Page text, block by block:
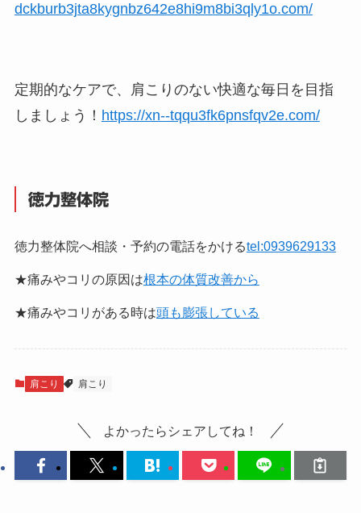
dckburb3jta8kygnbz642e8hi9m8bi3qly1o.com/
定期的なケアで、肩こりのない快適な毎日を目指
しましょう！ https://xn--tqqu3fk6pnsfqv2e.com/
徳力整体院
徳力整体院へ相談・予約の電話をかけるtel:0939629133
★痛みやコリの原因は根本の体質改善から
★痛みやコリがある時は頭も膨張している
肩こり 肩こり
よかったらシェアしてね！